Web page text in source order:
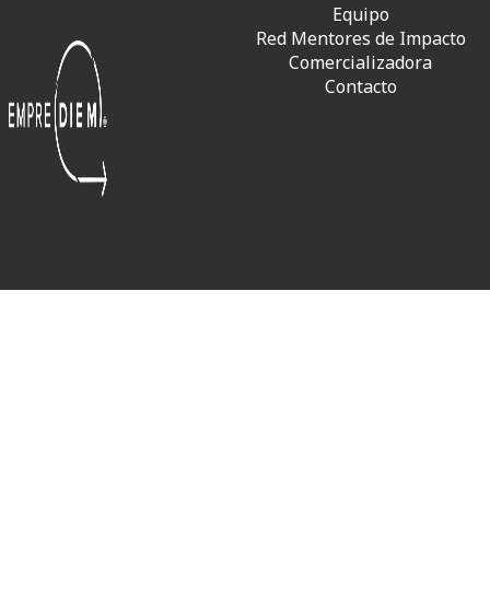
Equipo
Red Mentores de Impacto
Comercializadora
Contacto